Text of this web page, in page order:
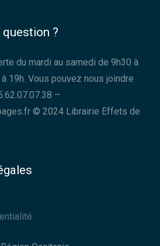
question ?
du mardi au samedi de 9h30 à
19h. Vous pouvez nous joindre
–
© 2024 Librairie Effets de